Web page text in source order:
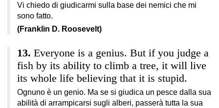
Vi chiedo di giudicarmi sulla base dei nemici che mi
sono fatto.
(Franklin D. Roosevelt)
Everyone is a genius. But if you judge a
fish by its ability to climb a tree, it will live
its whole life believing that it is stupid.
Ognuno è un genio. Ma se si giudica un pesce dalla sua
abilità di arrampicarsi sugli alberi, passerà tutta la sua